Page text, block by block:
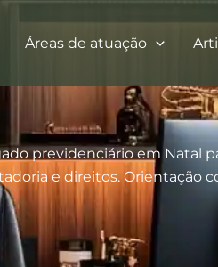
Áreas de atuação
previdenciário em Natal
e direitos. Orientação